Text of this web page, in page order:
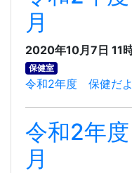
月
2020年10月7日 11
保健室
令和2年度 保健だ
令和2年
月